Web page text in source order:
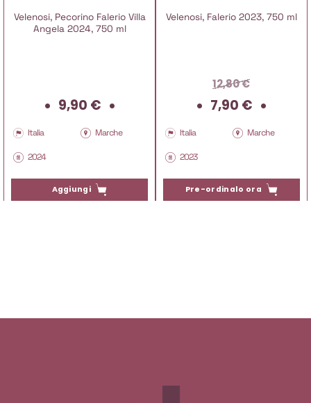
Velenosi, Pecorino Falerio Villa
Angela 2024, 750 ml
9,90 €
Italia Marche
2024
Aggiungi
Velenosi, Falerio 2023, 750 ml
12,80€
prezzo
originale
era:
12,80 €.
7,90 €
Italia Marche
2023
Pre-ordinalo ora